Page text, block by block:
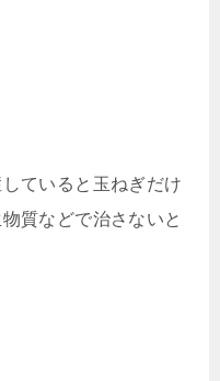
ていると玉ねぎだけ
質などで治さないと